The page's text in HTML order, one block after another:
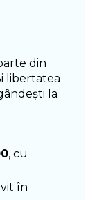
din
libertatea
la
, cu
în